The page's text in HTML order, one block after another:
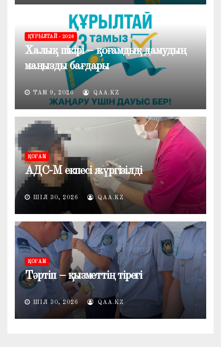
ҚҰРЫЛТАЙ - 2026
Халық пікірі – қоғамдық дамудың
маңызды бағдары
ТАМ 9, 2026 QAA.KZ
ҚОҒАМ
АДС-М екпесі жүргізілді
ШІЛ 30, 2026 QAA.KZ
ҚОҒАМ
Тәртіп – қызметтің тірегі
ШІЛ 30, 2026 QAA.KZ